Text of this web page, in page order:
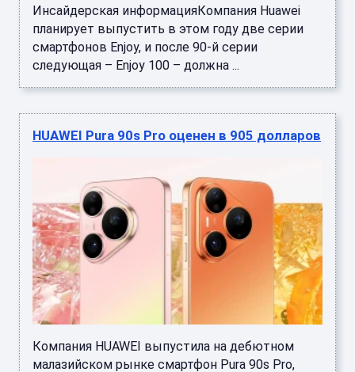
Инсайдерская информацияКомпания Huawei
планирует выпустить в этом году две серии
смартфонов Enjoy, и после 90-й серии
следующая – Enjoy 100 – должна ...
HUAWEI Pura 90s Pro оценен в 905 долларов
Компания HUAWEI выпустила на дебютном
малазийском рынке смартфон Pura 90s Pro,